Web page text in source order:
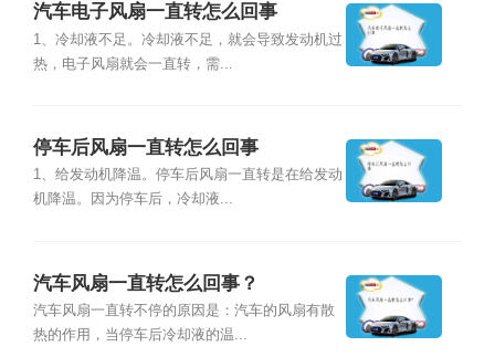
汽车电子风扇一直转怎么回事
1、冷却液不足。冷却液不足，就会导致发动机过
热，电子风扇就会一直转，需...
停车后风扇一直转怎么回事
1、给发动机降温。停车后风扇一直转是在给发动
机降温。因为停车后，冷却液...
汽车风扇一直转怎么回事？
汽车风扇一直转不停的原因是：汽车的风扇有散
热的作用，当停车后冷却液的温...